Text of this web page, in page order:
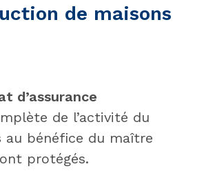
de maisons
d’assurance
de l’activité du
au bénéfice du maître
protégés.